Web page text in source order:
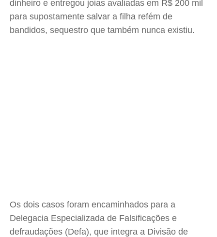
dinheiro e entregou joias avaliadas em R$ 200 mil
para supostamente salvar a filha refém de
bandidos, sequestro que também nunca existiu.
Os dois casos foram encaminhados para a
Delegacia Especializada de Falsificações e
defraudações (Defa), que integra a Divisão de